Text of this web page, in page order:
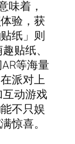
味着，
验，获
纸」则
贴纸、
等海量
派对上
动游戏
不只娱
惊喜。